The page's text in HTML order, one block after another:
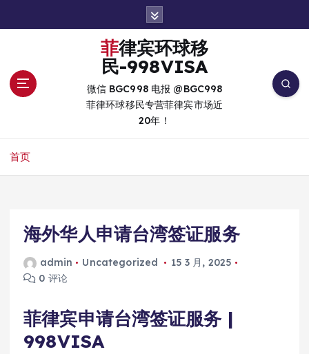
菲律宾环球移
民-998VISA
微信 BGC998 电报 @BGC998
菲律环球移民专营菲律宾市场近
20年！
首页
海外华人申请台湾签证服务
admin Uncategorized
15 3 月, 2025
0 评论
菲律宾申请台湾签证服务 |
998VISA